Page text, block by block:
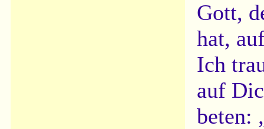
Gott,
hat,
Ich
auf
beten: